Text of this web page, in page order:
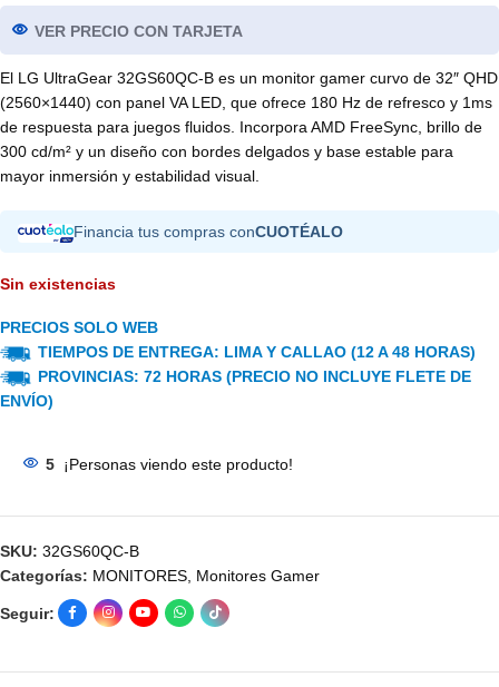
VER PRECIO CON TARJETA
El LG UltraGear 32GS60QC-B es un monitor gamer curvo de 32″ QHD
(2560×1440) con panel VA LED, que ofrece 180 Hz de refresco y 1ms
de respuesta para juegos fluidos. Incorpora AMD FreeSync, brillo de
300 cd/m² y un diseño con bordes delgados y base estable para
mayor inmersión y estabilidad visual.
Financia tus compras conCUOTÉALO
Sin existencias
PRECIOS SOLO WEB
TIEMPOS DE ENTREGA: LIMA Y CALLAO (12 A 48 HORAS)
PROVINCIAS: 72 HORAS (PRECIO NO INCLUYE FLETE DE
ENVÍO)
5 ¡Personas viendo este producto!
SKU: 32GS60QC-B
Categorías: MONITORES, Monitores Gamer
Seguir: